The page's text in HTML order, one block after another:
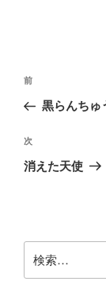
投
ナ
ビ
ゲ
ン
前
の
稿
前
黒らんちゅ
次
の
次
消えた天使
索: